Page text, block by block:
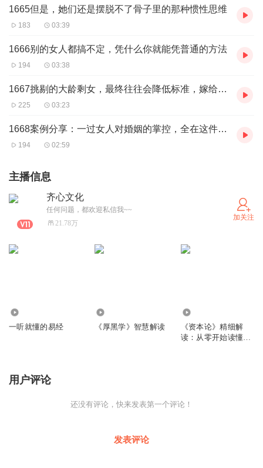
1665但是，她们还是摆脱不了骨子里的那种惯性思维
183 03:39
1666别的女人都搞不定，凭什么你就能凭普通的方法
194 03:38
1667挑剔的大龄剩女，最终往往会降低标准，嫁给曾经不屑一顾的男人
225 03:23
1668案例分享：一过女人对婚姻的掌控，全在这件事情上
194 02:59
主播信息
齐心文化
任何问题，都欢迎私信我~~
21.78万
加关注
一听就懂的易经 《厚黑学》智慧解读
《资本论》精细解
读：从零开始读懂经
用户评论
还没有评论，快来发表第一个评论！
发表评论